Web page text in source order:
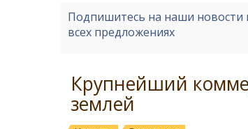
Подпишитесь на наши новости
всех предложениях
Крупнейший
землей